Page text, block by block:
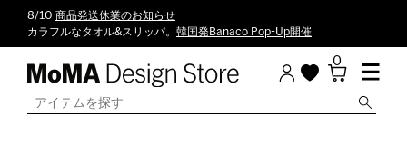
8/10 商品発送休業のお知らせ
カラフルなタオル&スリッパ。 韓国発Banaco Pop-Up開催
0